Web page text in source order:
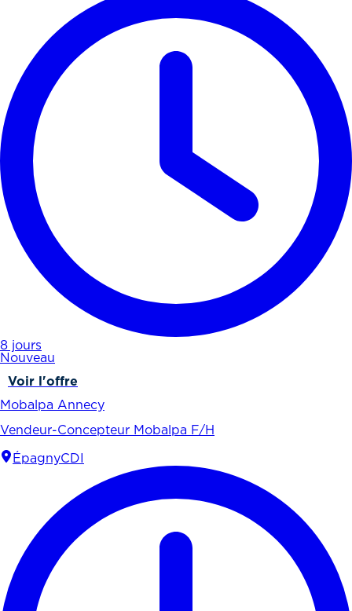
8 jours
Nouveau
Voir l'offre
Mobalpa Annecy
Vendeur-Concepteur Mobalpa F/H
ÉpagnyCDI